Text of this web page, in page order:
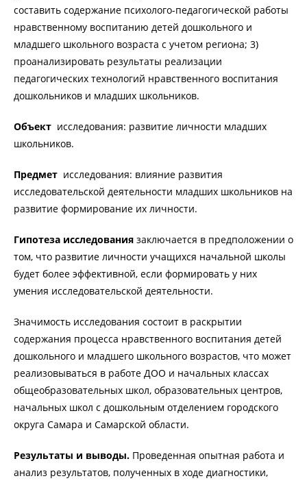
составить содержание психолого-педагогической работы
нравственному воспитанию детей дошкольного и
младшего школьного возраста с учетом региона; 3)
проанализировать результаты реализации
педагогических технологий нравственного воспитания
дошкольников и младших школьников.
Объект исследования: развитие личности младших
школьников.
Предмет исследования: влияние развития
исследовательской деятельности младших школьников на
развитие формирование их личности.
Гипотеза исследования заключается в предположении о
том, что развитие личности учащихся начальной школы
будет более эффективной, если формировать у них
умения исследовательской деятельности.
Значимость исследования состоит в раскрытии
содержания процесса нравственного воспитания детей
дошкольного и младшего школьного возрастов, что может
реализовываться в работе ДОО и начальных классах
общеобразовательных школ, образовательных центров,
начальных школ с дошкольным отделением городского
округа Самара и Самарской области.
Результаты и выводы. Проведенная опытная работа и
анализ результатов, полученных в ходе диагностики,